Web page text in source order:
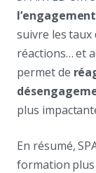
l’engagement
suivre les
réactions… et
permet de
plus
En résumé,
formation plus